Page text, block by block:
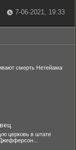
7-06-2021, 19:33
смерть Нетейама
церковь в штате